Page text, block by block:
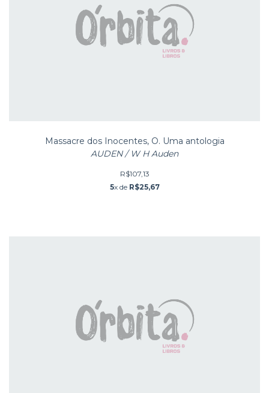
Massacre dos Inocentes, O. Uma antologia
AUDEN / W H Auden
R$107,13
5x de R$25,67